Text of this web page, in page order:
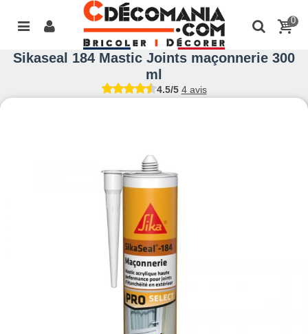
0
Sikaseal 184 Mastic Joints maçonnerie 300
ml
4.5/5 4 avis